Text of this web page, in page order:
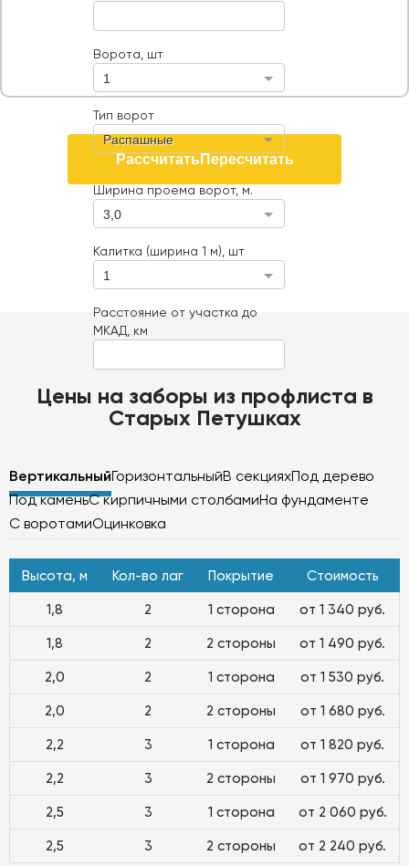
Ворота, шт
1
Тип ворот
Распашные
Ширина проема ворот, м.
3,0
Калитка (ширина 1 м), шт
1
Расстояние от участка до
МКАД, км
Тип ворот
РассчитатьПересчитать
Цены на заборы из профлиста в
Старых Петушках
ВертикальныйГоризонтальныйВ секцияхПод дерево
Под каменьС кирпичными столбамиНа фундаменте
С воротамиОцинковка
Высота, м Кол-во лаг Покрытие Стоимость
1,8 2 1 сторона от 1 340 руб.
1,8 2 2 стороны от 1 490 руб.
2,0 2 1 сторона от 1 530 руб.
2,0 2 2 стороны от 1 680 руб.
2,2 3 1 сторона от 1 820 руб.
2,2 3 2 стороны от 1 970 руб.
2,5 3 1 сторона от 2 060 руб.
2,5 3 2 стороны от 2 240 руб.